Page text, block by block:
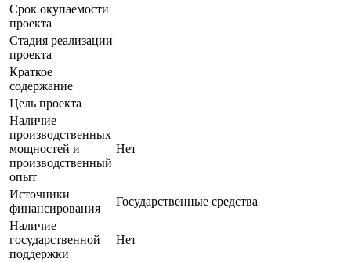
Срок окупаемости
проекта
Стадия реализации
проекта
Краткое
содержание
Цель проекта
Наличие
производственных
мощностей и
производственный
опыт
Нет
Источники
финансирования
Государственные средства
Наличие
государственной
поддержки
Нет